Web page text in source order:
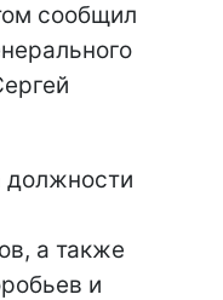
сообщил
должности
а также
и